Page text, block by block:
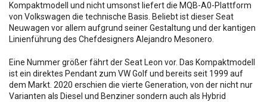
Kompaktmodell und nicht umsonst liefert die MQB-A0-Plattform
von Volkswagen die technische Basis. Beliebt ist dieser Seat
Neuwagen vor allem aufgrund seiner Gestaltung und der kantigen
Linienführung des Chefdesigners Alejandro Mesonero.
Eine Nummer größer fährt der Seat Leon vor. Das Kompaktmodell
ist ein direktes Pendant zum VW Golf und bereits seit 1999 auf
dem Markt. 2020 erschien die vierte Generation, von der nicht nur
Varianten als Diesel und Benziner sondern auch als Hybrid